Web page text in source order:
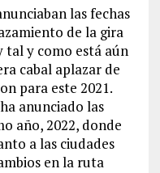
las fechas
de la gira
tal y como está aún
cabal aplazar de
para este 2021.
anunciado las
año, 2022, donde
a las ciudades
en la ruta